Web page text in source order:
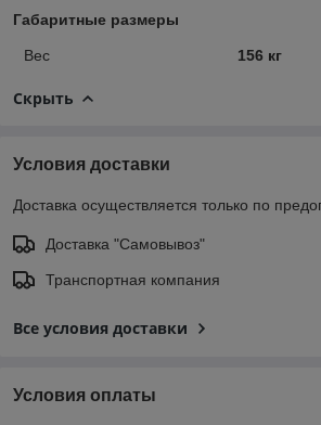
Габаритные размеры
Вес 156 кг
Скрыть
Условия доставки
Доставка осуществляется только по
Доставка "Самовывоз"
Транспортная компания
Все условия доставки
Условия оплаты